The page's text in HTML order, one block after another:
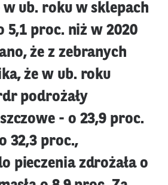
w ub. roku w sklepach
5,1 proc. niż w 2020
że z zebranych
że w ub. roku
podrożały
- o 23,9 proc.
32,3 proc.,
pieczenia zdrożała o